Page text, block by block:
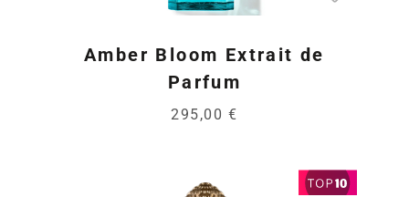
Amber Bloom Extrait de
Parfum
295,00 €